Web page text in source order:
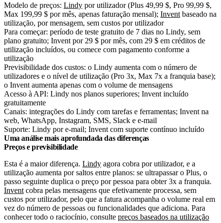
Modelo de preços: Lindy por utilizador (Plus 49,99 $, Pro 99,99 $,
Max 199,99 $ por mês, apenas faturação mensal); Invent baseado na
utilização, por mensagem, sem custos por utilizador
Para começar: período de teste gratuito de 7 dias no Lindy, sem
plano gratuito; Invent por 29 $ por mês, com 29 $ em créditos de
utilização incluídos, ou comece com pagamento conforme a
utilização
Previsibilidade dos custos: o Lindy aumenta com o número de
utilizadores e o nível de utilização (Pro 3x, Max 7x a franquia base);
o Invent aumenta apenas com o volume de mensagens
Acesso à API: Lindy nos planos superiores; Invent incluído
gratuitamente
Canais: integrações do Lindy com tarefas e ferramentas; Invent na
web, WhatsApp, Instagram, SMS, Slack e e-mail
Suporte: Lindy por e-mail; Invent com suporte contínuo incluído
Uma análise mais aprofundada das diferenças
Preços e previsibilidade
Esta é a maior diferença. Lindy agora cobra por utilizador, e a
utilização aumenta por saltos entre planos: se ultrapassar o Plus, o
passo seguinte duplica o preço por pessoa para obter 3x a franquia.
Invent cobra pelas mensagens que efetivamente processa, sem
custos por utilizador, pelo que a fatura acompanha o volume real em
vez do número de pessoas ou funcionalidades que adiciona. Para
conhecer todo o raciocínio, consulte preços baseados na utilização